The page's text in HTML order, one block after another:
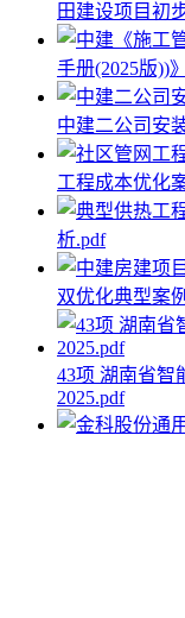
田建设项目初
手册(2025版))
中建二公司安
工程成本优化
析.pdf
双优化典型案
43项 湖南省智
2025.pdf